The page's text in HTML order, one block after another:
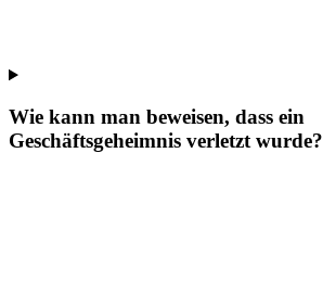
Wie kann man beweisen, dass ein
Geschäftsgeheimnis verletzt wurde?